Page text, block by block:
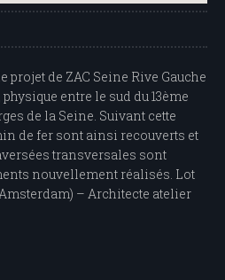
projet de ZAC Seine Rive Gauche
entre le sud du 13ème
de la Seine. Suivant cette
de fer sont ainsi recouverts et
transversales sont
nouvellement réalisés. Lot
– Architecte atelier